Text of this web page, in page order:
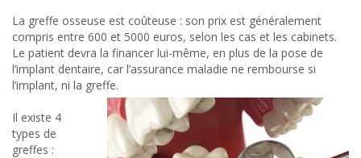
La greffe osseuse est coûteuse : son prix est généralement
compris entre 600 et 5000 euros, selon les cas et les cabinets.
Le patient devra la financer lui-même, en plus de la pose de
l’implant dentaire, car l’assurance maladie ne rembourse si
l’implant, ni la greffe.
Il existe 4
types de
greffes :